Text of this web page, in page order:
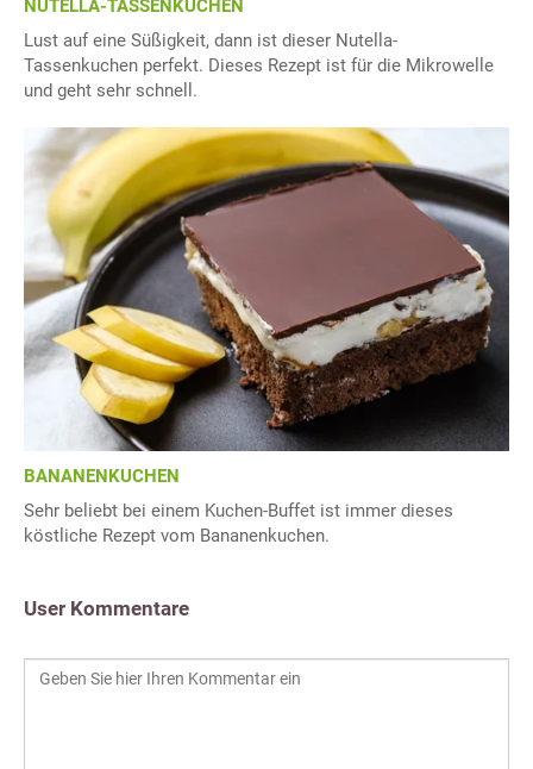
NUTELLA-TASSENKUCHEN
Lust auf eine Süßigkeit, dann ist dieser Nutella-
Tassenkuchen perfekt. Dieses Rezept ist für die Mikrowelle
und geht sehr schnell.
BANANENKUCHEN
Sehr beliebt bei einem Kuchen-Buffet ist immer dieses
köstliche Rezept vom Bananenkuchen.
User Kommentare